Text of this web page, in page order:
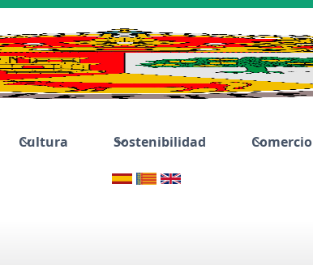
Cultura Sostenibilidad Comercio